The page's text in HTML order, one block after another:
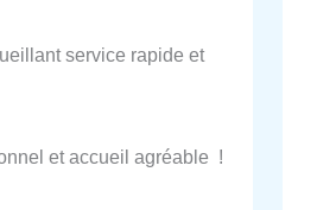
service rapide et
et accueil agréable !